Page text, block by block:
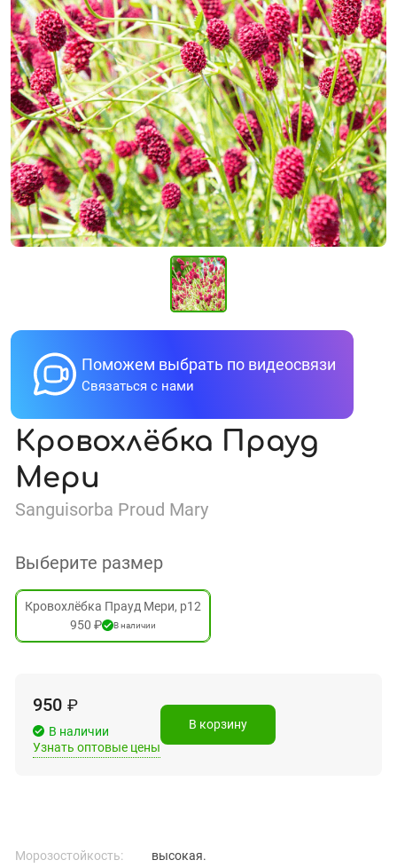
Поможем выбрать по видеосвязи
Связаться с нами
Кровохлёбка Прауд
Мери
Sanguisorba Proud Mary
Выберите размер
Кровохлёбка Прауд Мери, р12
950 ₽
В наличии
950 ₽
В наличии
Узнать оптовые цены
В корзину
Морозостойкость: высокая.